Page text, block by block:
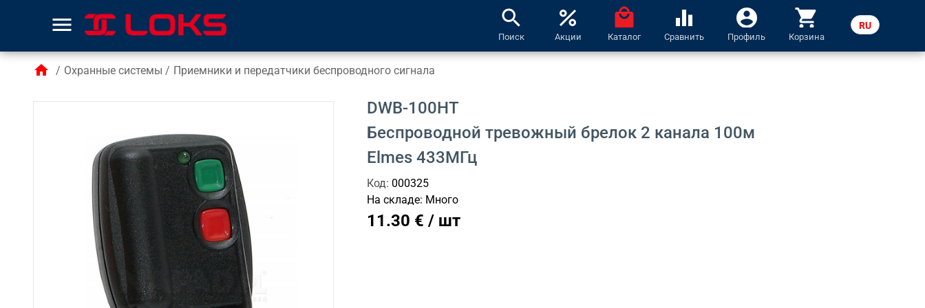
menu search
Поиск
percent
Акции
local_mall
Каталог
equalizer
Сравнить
account_circle
Профиль
shopping_cart
Корзина
RU
home / Охранные системы / Приемники и передатчики беспроводного сигнала
DWB-100HT
Беспроводной тревожный брелок 2 канала 100м
Elmes 433МГц
Код: 000325
На складе: Много
11.30 € / шт